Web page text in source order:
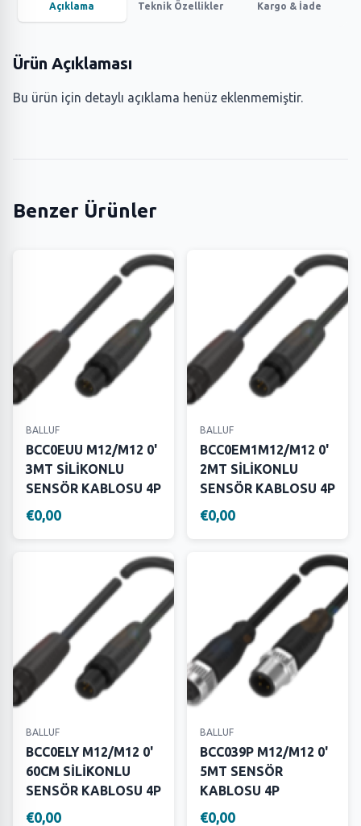
Açıklama Teknik Özellikler Kargo & İade
Ürün Açıklaması
Bu ürün için detaylı açıklama henüz eklenmemiştir.
Benzer Ürünler
BALLUF
BCC0EUU M12/M12 0'
3MT SİLİKONLU
SENSÖR KABLOSU 4P
€0,00
BALLUF
BCC0EM1M12/M12 0'
2MT SİLİKONLU
SENSÖR KABLOSU 4P
€0,00
BALLUF
BCC0ELY M12/M12 0'
60CM SİLİKONLU
SENSÖR KABLOSU 4P
€0,00
BALLUF
BCC039P M12/M12 0'
5MT SENSÖR
KABLOSU 4P
€0,00